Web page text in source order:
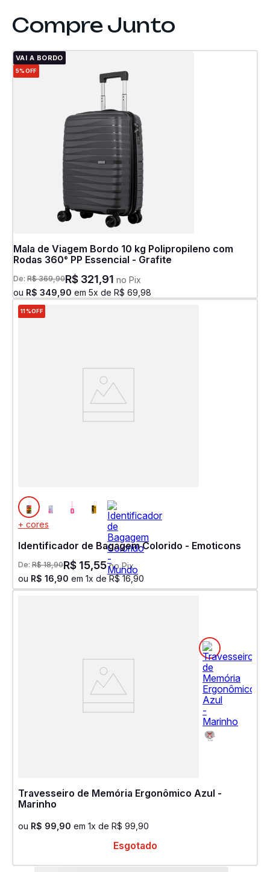
VAI A BORDO
5%OFF
Mala de Viagem Bordo 10 kg Polipropileno com
Rodas 360° PP Essencial - Grafite
De: R$ 369,90R$ 321,91 no Pix
ou R$ 349 90 em 5x de R$ 69 98
11%OFF
+ cores
Identificador de Bagagem Colorido - Emoticons
De: R$ 18,90R$ 15,55no Pix
ou R$ 16 90 em 1x de R$ 16 90
Travesseiro de Memória Ergonômico Azul -
Marinho
ou R$ 99 90 em 1x de R$ 99 90
Esgotado